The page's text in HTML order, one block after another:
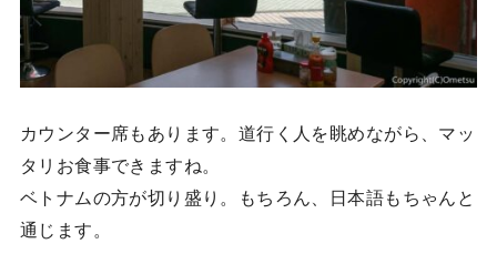
カウンター席もあります。道行く人を眺めながら、マッ
タリお食事できますね。
ベトナムの方が切り盛り。もちろん、日本語もちゃんと
通じます。